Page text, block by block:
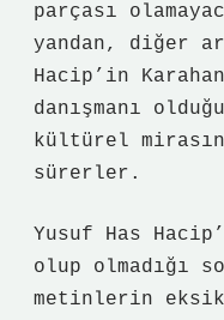
parçası
yandan, diğer
Hacip’in
danışmanı
kültürel
sürerler.
Yusuf Has
olup olmadığı
metinlerin